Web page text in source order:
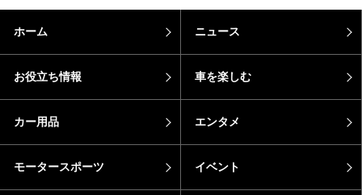
ホーム ニュース
お役立ち情報 車を楽しむ
カー用品 エンタメ
モータースポーツ イベント